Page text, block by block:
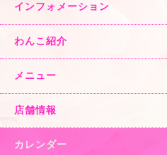
インフォメーション
わんこ紹介
メニュー
店舗情報
カレンダー